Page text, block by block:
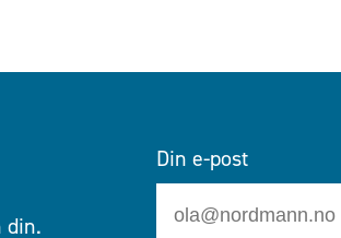
din.
Din e-post